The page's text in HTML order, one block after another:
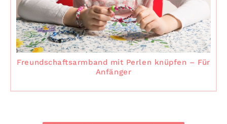
Freundschaftsarmband mit Perlen knüpfen – Für
Anfänger